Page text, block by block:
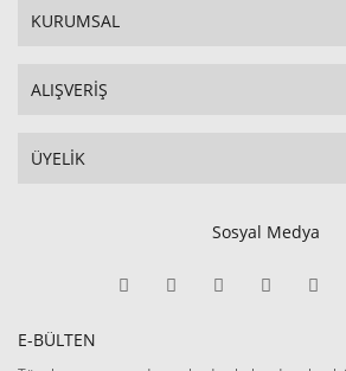
KURUMSAL
ALIŞVERİŞ
ÜYELİK
Sosyal Medya
E-BÜLTEN